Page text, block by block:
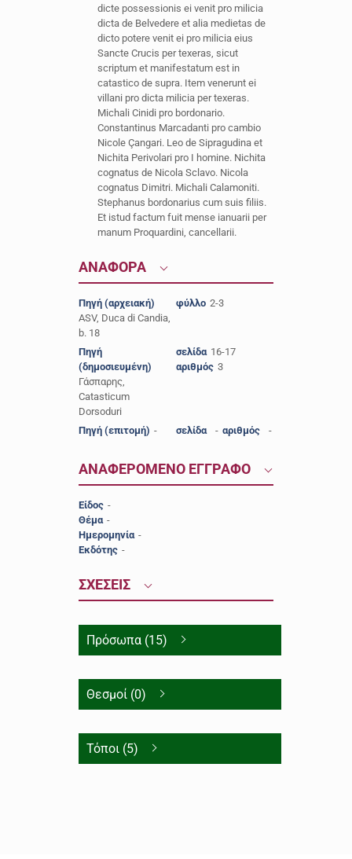
dicte possessionis ei venit pro milicia
dicta de Belvedere et alia medietas de
dicto potere venit ei pro milicia eius
Sancte Crucis per texeras, sicut
scriptum et manifestatum est in
catastico de supra. Item venerunt ei
villani pro dicta milicia per texeras.
Michali Cinidi pro bordonario.
Constantinus Marcadanti pro cambio
Nicole Çangari. Leo de Sipragudina et
Nichita Perivolari pro I homine. Nichita
cognatus de Nicola Sclavo. Nicola
cognatus Dimitri. Michali Calamoniti.
Stephanus bordonarius cum suis filiis.
Et istud factum fuit mense ianuarii per
manum Proquardini, cancellarii.
ΑΝΑΦΟΡΑ
Πηγή (αρχειακή)
ASV, Duca di Candia,
b. 18
φύλλο 2-3
Πηγή
(δημοσιευμένη)
Γάσπαρης,
Catasticum
Dorsoduri
σελίδα 16-17
αριθμός 3
Πηγή (επιτομή) - σελίδα - αριθμός -
ΑΝΑΦΕΡΟΜΕΝΟ ΕΓΓΡΑΦΟ
Είδος -
Θέμα -
Ημερομηνία -
Εκδότης -
ΣΧΕΣΕΙΣ
Πρόσωπα (15)
Θεσμοί (0)
Τόποι (5)